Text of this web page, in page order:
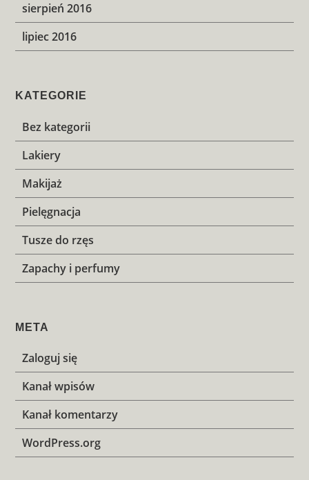
sierpień 2016
lipiec 2016
KATEGORIE
Bez kategorii
Lakiery
Makijaż
Pielęgnacja
Tusze do rzęs
Zapachy i perfumy
META
Zaloguj się
Kanał wpisów
Kanał komentarzy
WordPress.org